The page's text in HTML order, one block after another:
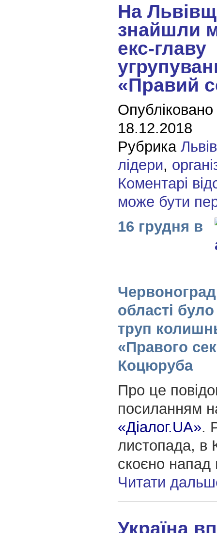
На
знайшли
екс-главу
«Правий
18.12.2018
Рубрика
лідери,
Коментарі
може бути
16 грудня в
області
труп
«Правого
Коцюруба
Про це
посиланням
«Діалог.UA».
листопада, в
скоєно напад
Читати
Україна